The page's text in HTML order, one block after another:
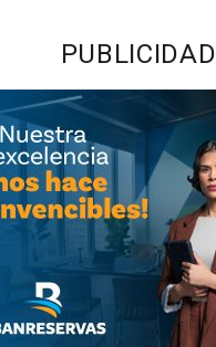
PUBLICIDAD